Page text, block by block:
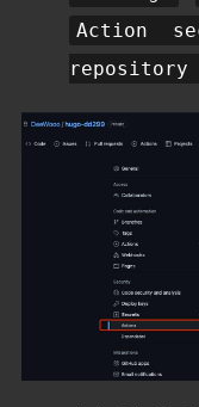
Action
repository